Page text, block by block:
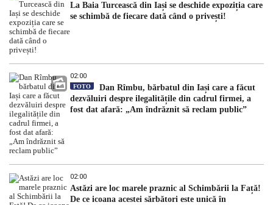
La Baia Turcească din Iași se deschide expoziția care
se schimbă de fiecare dată când o privești!
02:00
FOTO
Dan Rîmbu, bărbatul din Iași care a făcut
dezvăluiri despre ilegalitățile din cadrul firmei, a
fost dat afară: „Am îndrăznit să reclam public”
02:00
Astăzi are loc marele praznic al Schimbării la Față!
De ce icoana acestei sărbători este unică în